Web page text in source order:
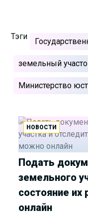
Тэги
земельный
Министерство
НОВОСТИ
Подать
земельного
состояние
онлайн